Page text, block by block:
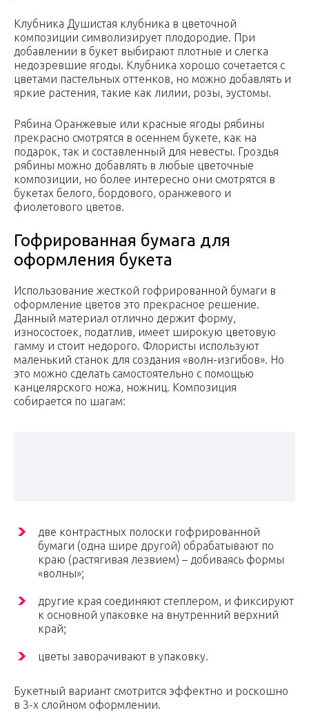
Клубника Душистая клубника в цветочной
композиции символизирует плодородие. При
добавлении в букет выбирают плотные и слегка
недозревшие ягоды. Клубника хорошо сочетается с
цветами пастельных оттенков, но можно добавлять и
яркие растения, такие как лилии, розы, эустомы.
Рябина Оранжевые или красные ягоды рябины
прекрасно смотрятся в осеннем букете, как на
подарок, так и составленный для невесты. Гроздья
рябины можно добавлять в любые цветочные
композиции, но более интересно они смотрятся в
букетах белого, бордового, оранжевого и
фиолетового цветов.
Гофрированная бумага для
оформления букета
Использование жесткой гофрированной бумаги в
оформление цветов это прекрасное решение.
Данный материал отлично держит форму,
износостоек, податлив, имеет широкую цветовую
гамму и стоит недорого. Флористы используют
маленький станок для создания «волн-изгибов». Но
это можно сделать самостоятельно с помощью
канцелярского ножа, ножниц. Композиция
собирается по шагам:
две контрастных полоски гофрированной
бумаги (одна шире другой) обрабатывают по
краю (растягивая лезвием) – добиваясь формы
«волны»;
другие края соединяют степлером, и фиксируют
к основной упаковке на внутренний верхний
край;
цветы заворачивают в упаковку.
Букетный вариант смотрится эффектно и роскошно
в 3-х слойном оформлении.